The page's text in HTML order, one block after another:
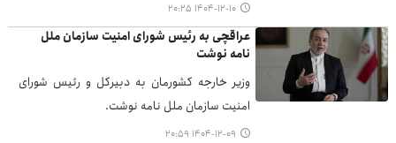
۱۴۰۴-۱۲-۱۰ ۲۰:۲۵
عراقچی به رئیس شورای امنیت سازمان ملل
نامه نوشت
وزیر خارجه کشورمان به دبیرکل و رئیس شورای
امنیت سازمان ملل نامه نوشت.
۱۴۰۴-۱۲-۰۹ ۲۰:۵۹